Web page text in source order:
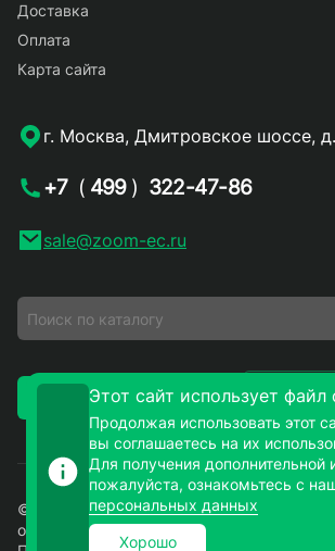
Доставка
Оплата
Карта сайта
г. Москва, Дмитровское шоссе,
+7 ( 499 ) 322-47-86
sale@zoom-ec.ru
Заказать звонок
© 2026. ЗУМ-СМД – продажа электронных
оптом и в розницу. Все права защищены.
Этот сайт использует файл
Продолжая использовать этот
вы соглашаетесь на их
Для получения дополнительной
пожалуйста, ознакомьтесь с
персональных данных
Хорошо